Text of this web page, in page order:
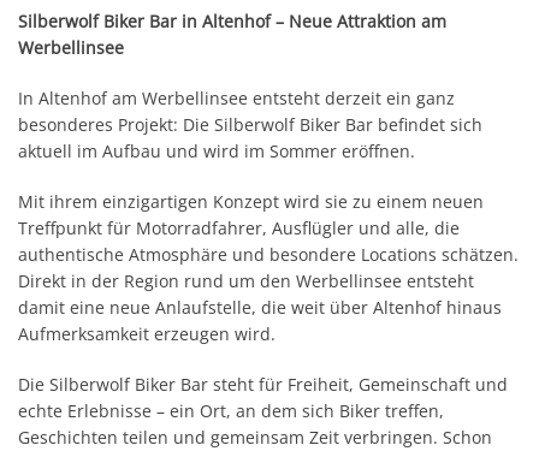
Silberwolf Biker Bar in Altenhof – Neue Attraktion am
Werbellinsee
In Altenhof am Werbellinsee entsteht derzeit ein ganz
besonderes Projekt: Die Silberwolf Biker Bar befindet sich
aktuell im Aufbau und wird im Sommer eröffnen.
Mit ihrem einzigartigen Konzept wird sie zu einem neuen
Treffpunkt für Motorradfahrer, Ausflügler und alle, die
authentische Atmosphäre und besondere Locations schätzen.
Direkt in der Region rund um den Werbellinsee entsteht
damit eine neue Anlaufstelle, die weit über Altenhof hinaus
Aufmerksamkeit erzeugen wird.
Die Silberwolf Biker Bar steht für Freiheit, Gemeinschaft und
echte Erlebnisse – ein Ort, an dem sich Biker treffen,
Geschichten teilen und gemeinsam Zeit verbringen. Schon